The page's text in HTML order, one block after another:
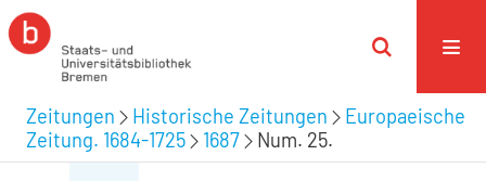
Zeitungen Historische Zeitungen
Europaeische
Zeitung. 1684-1725
1687 Num. 25.